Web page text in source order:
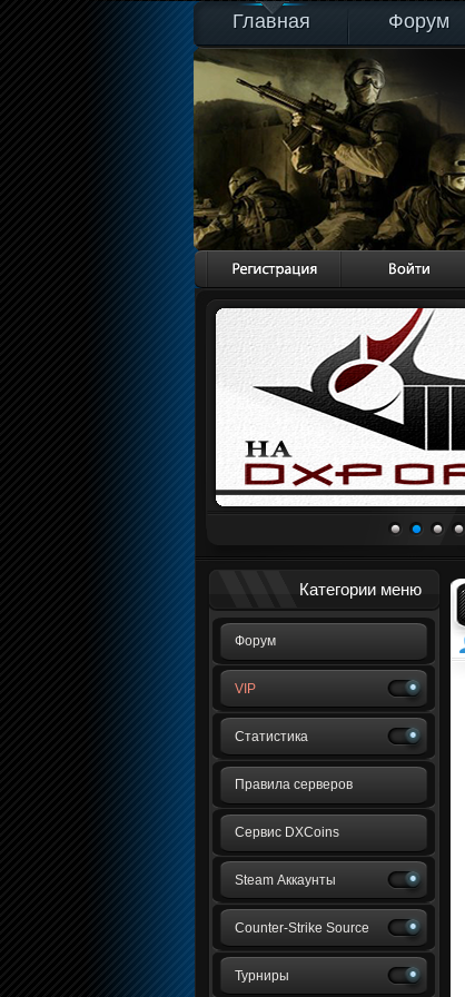
Главная Форум
Категории меню
Форум
VIP
Статистика
Правила серверов
Сервис DXCoins
Steam Аккаунты
Counter-Strike Source
Турниры